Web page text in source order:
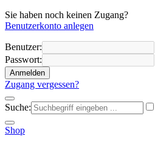
Sie haben noch keinen Zugang?
Benutzerkonto anlegen
Benutzer:
Passwort:
Anmelden
Zugang vergessen?
Suche:
Shop